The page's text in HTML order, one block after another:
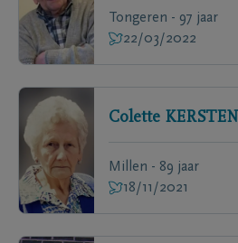
Tongeren - 97 jaar
22/03/2022
Colette KERSTEN
Millen - 89 jaar
18/11/2021